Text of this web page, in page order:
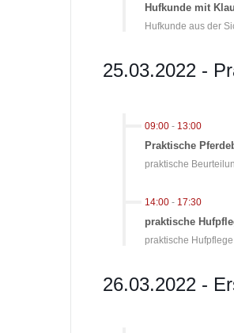
Hufkunde mit
Hufkunde aus der
25.03.2022 -
09:00 - 13:00
Praktische
praktische
14:00 - 17:30
praktische
praktische
26.03.2022 -